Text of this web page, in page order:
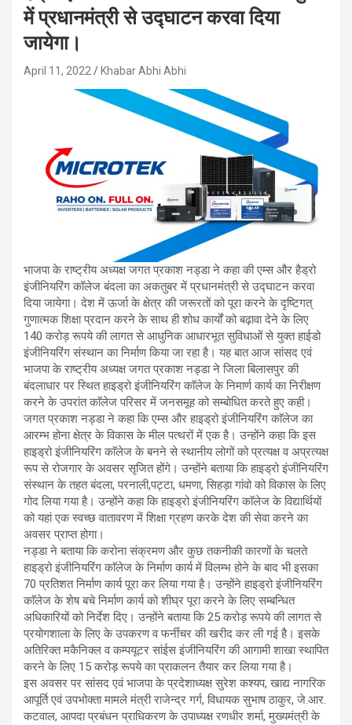
में प्रधानमंत्री से उद्घाटन करवा दिया
जायेगा।
April 11, 2022 Khabar Abhi Abhi
भाजपा के राष्ट्रीय अध्यक्ष जगत प्रकाश नड्डा ने कहा की एम्स और हैड्रो
इंजीनियरिंग कॉलेज बंदला का अकतुबर में प्रधानमंत्री से उद्घाटन करवा
दिया जायेगा। देश में ऊर्जा के क्षेत्र की जरूरतों को पूरा करने के दृष्टिगत्
गुणात्मक शिक्षा प्रदान करने के साथ ही शोध कार्यों को बढ़ावा देने के लिए
140 करोड़ रूपये की लागत से आधुनिक आधारभूत सुविधाओं से युक्त हाईडो
इंजीनियरिंग संस्थान का निर्माण किया जा रहा है। यह बात आज सांसद एवं
भाजपा के राष्ट्रीय अध्यक्ष जगत प्रकाश नड्डा ने जिला बिलासपुर की
बंदलाधार पर स्थित हाइड्रो इंजीनियरिंग काॅलेज के निमार्ण कार्य का निरीक्षण
करने के उपरांत काॅलेज परिसर में जनसमूह को सम्बोधित करते हुए कही।
जगत प्रकाश नड्डा ने कहा कि एम्स और हाइड्रो इंजीनियरिंग काॅलेज का
आरम्भ होना क्षेत्र के विकास के मील पत्थरों में एक है। उन्होंने कहा कि इस
हाइड्रो इंजीनियरिंग काॅलेज के बनने से स्थानीय लोगों को प्रत्यक्ष व अप्रत्यक्ष
रूप से रोजगार के अवसर सृजित होंगे। उन्होंने बताया कि हाइड्रो इंजीनियरिंग
संस्थान के तहत बंदला, परनाली,पट्टा, धमणा, सिहड़ा गांवो को विकास के लिए
गोद लिया गया है। उन्होंने कहा कि हाइड्रो इंजीनियरिंग काॅलेज के विद्यार्थियों
को यहां एक स्वच्छ वातावरण में शिक्षा ग्रहण करके देश की सेवा करने का
अवसर प्राप्त होगा।
नड्डा ने बताया कि करोना संक्रमण और कुछ तकनीकी कारणों के चलते
हाइड्रो इंजीनियरिंग काॅलेज के निर्माण कार्य में विलम्भ होने के बाद भी इसका
70 प्रतिशत निर्माण कार्य पूरा कर लिया गया है। उन्होंने हाइड्रो इंजीनियरिंग
काॅलेज के शेष बचे निर्माण कार्य को शीघ्र पूरा करने के लिए सम्बन्धित
अधिकारियों को निर्देश दिए। उन्होंने बताया कि 25 करोड़ रूपये की लागत से
प्रयोगशाला के लिए के उपकरण व फर्नीचर की खरीद कर ली गई है। इसके
अतिरिक्त मकैनिक्ल व कम्पयूटर सांईस इंजीनियरिंग की आगामी शाखा स्थापित
करने के लिए 15 करोड़ रूपये का प्राकलन तैयार कर लिया गया है।
इस अवसर पर सांसद एवं भाजपा के प्रदेशाध्यक्ष सुरेश कश्यप, खाद्य नागरिक
आपूर्ति एवं उपभोक्ता मामले मंत्री राजेन्द्र गर्ग, विधायक सुभाष ठाकुर, जे.आर.
कटवाल, आपदा प्रबंधन प्राधिकरण के उपाध्यक्ष रणधीर शर्मा, मुख्यमंत्री के